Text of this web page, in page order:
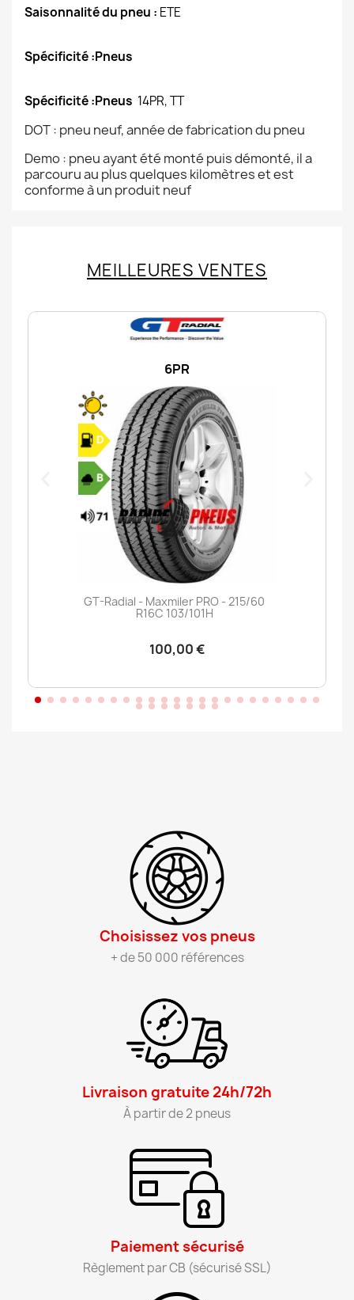
Saisonnalité du pneu : ETE
Spécificité :Pneus
Spécificité :Pneus 14PR, TT
DOT : pneu neuf, année de fabrication du pneu
Demo : pneu ayant été monté puis démonté, il a
parcouru au plus quelques kilomètres et est
conforme à un produit neuf
MEILLEURES VENTES
6PR
GT-Radial - Maxmiler PRO - 215/60
R16C 103/101H
100,00 €
Choisissez vos pneus​
+ de 50 000 références
Livraison gratuite 24h/72h​
À partir de 2 pneus​
Paiement sécurisé​
Règlement par CB (sécurisé SSL)​